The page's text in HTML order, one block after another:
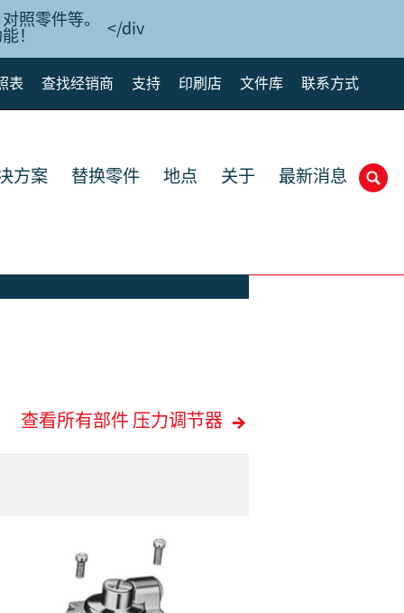
照零件等。
！ </div
表 查找经销商 支持 印刷店 文件库 联系方式
方案 替换零件 地点 关于 最新消息
查看所有部件 压力调节器